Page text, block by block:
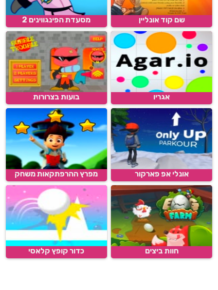
שם קוד אונליין מסעדת הפינגווינים 2
אגריו בועות בצרורות
אונלי אפ פארקור מפרץ ההרפתקאות משחק
חוות ביצים כדור קופץ קלאסי